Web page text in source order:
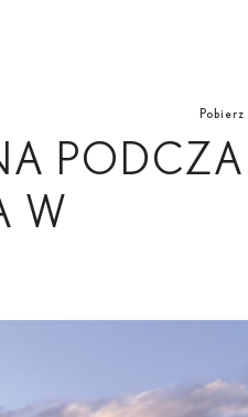
Pobierz
W